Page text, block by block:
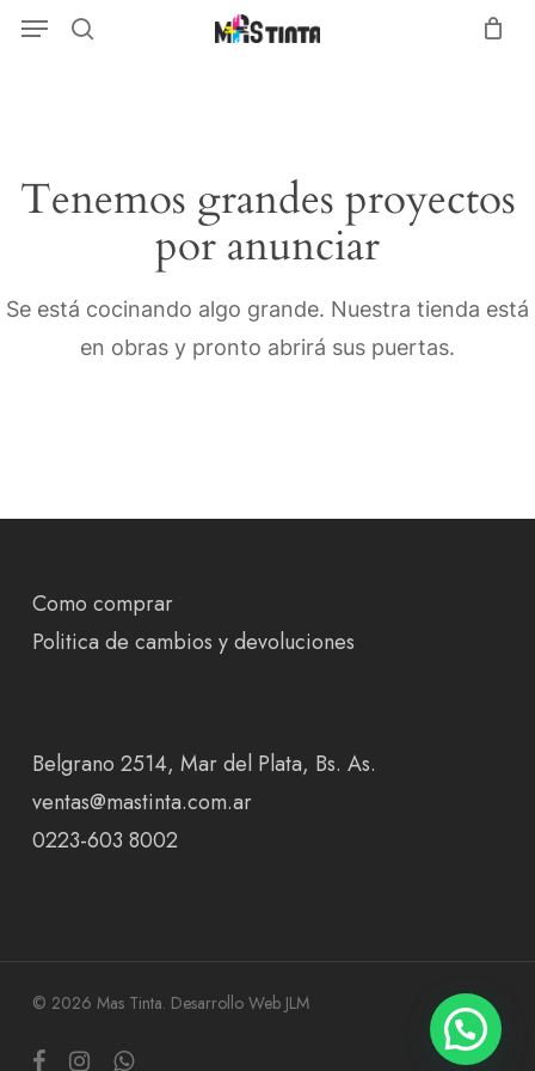
SkipMenu
Tenemos grandes proyectos
por anunciar
Se está cocinando algo grande. Nuestra tienda está
en obras y pronto abrirá sus puertas.
Como comprar
Politica de cambios y devoluciones
Belgrano 2514, Mar del Plata, Bs. As.
ventas@mastinta.com.ar
0223-603 8002
© 2026 Mas Tinta. Desarrollo Web JLM
facebookinstagramwhatsapp
Menu